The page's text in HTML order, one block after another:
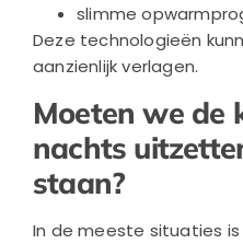
slimme
Deze technologieën
aanzienlijk verlagen.
Moeten we de
nachts
staan?
In de meeste situaties